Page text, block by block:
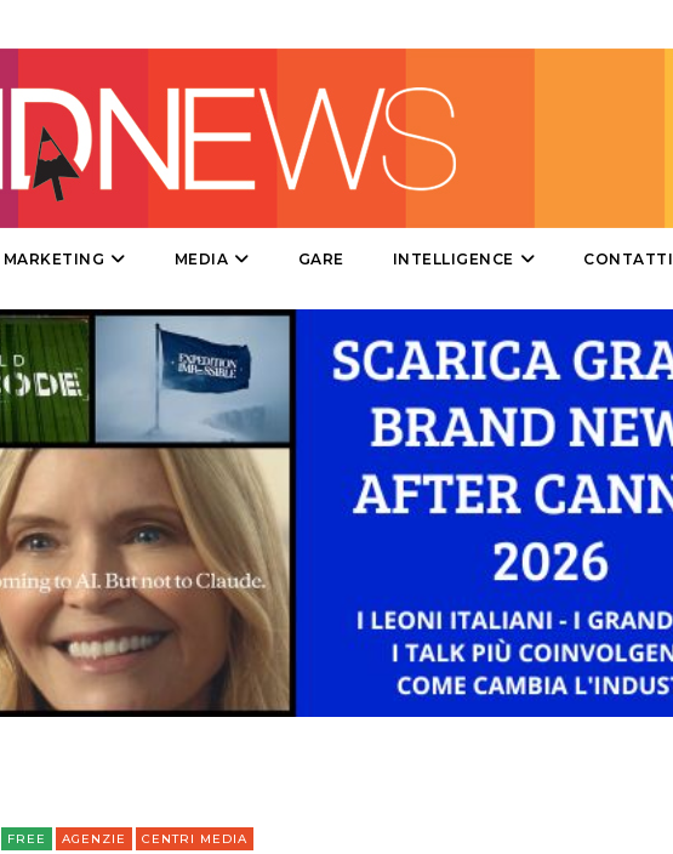
RICERCHE
PREVISIONI/SCENARI
NORMATIVE
TREND
CASE HISTORY
OPINIONI
MARKETING MEDIA GARE INTELLIGENCE CONTATTI
FREE AGENZIE CENTRI MEDIA